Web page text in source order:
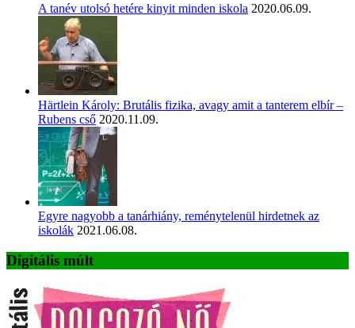
A tanév utolsó hetére kinyit minden iskola 2020.06.09.
Härtlein Károly: Brutális fizika, avagy amit a tanterem elbír –
Rubens cső 2020.11.09.
Egyre nagyobb a tanárhiány, reménytelenül hirdetnek az
iskolák 2021.06.08.
Digitális múlt